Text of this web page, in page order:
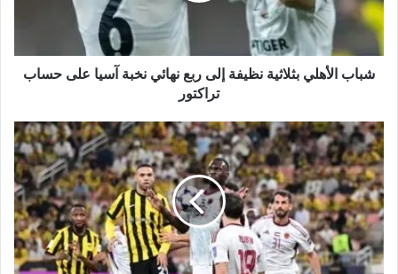
ب
شباب الأهلي بثلاثية نظيفة إلى ربع نهائي نخبة آسيا على حساب
تراكتور